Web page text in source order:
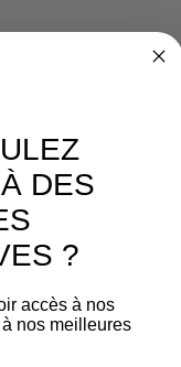
DES
?
accès à nos
nos meilleures